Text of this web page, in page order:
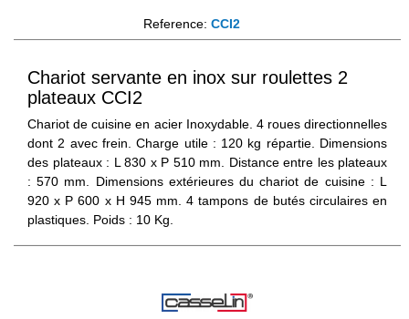
Reference: CCI2
Chariot servante en inox sur roulettes 2
plateaux CCI2
Chariot de cuisine en acier Inoxydable. 4 roues directionnelles
dont 2 avec frein. Charge utile : 120 kg répartie. Dimensions
des plateaux : L 830 x P 510 mm. Distance entre les plateaux
: 570 mm. Dimensions extérieures du chariot de cuisine : L
920 x P 600 x H 945 mm. 4 tampons de butés circulaires en
plastiques. Poids : 10 Kg.